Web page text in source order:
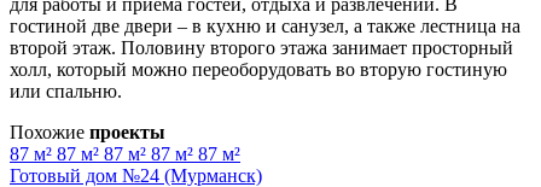
гостиной две двери – в кухню и санузел, а также лестница на
второй этаж. Половину второго этажа занимает просторный
холл, который можно переоборудовать во вторую гостиную
или спальню.
Похожие проекты
87 м² 87 м² 87 м² 87 м² 87 м²
Готовый дом №24 (Мурманск)